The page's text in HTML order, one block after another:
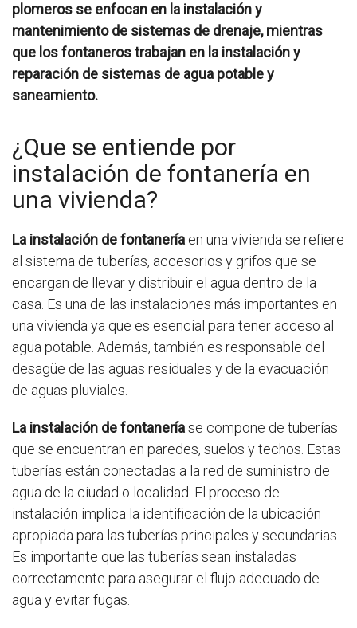
plomeros se enfocan en la instalación y
mantenimiento de sistemas de drenaje, mientras
que los fontaneros trabajan en la instalación y
reparación de sistemas de agua potable y
saneamiento.
¿Que se entiende por
instalación de fontanería en
una vivienda?
La instalación de fontanería en una vivienda se refiere
al sistema de tuberías, accesorios y grifos que se
encargan de llevar y distribuir el agua dentro de la
casa. Es una de las instalaciones más importantes en
una vivienda ya que es esencial para tener acceso al
agua potable. Además, también es responsable del
desagüe de las aguas residuales y de la evacuación
de aguas pluviales.
La instalación de fontaneríase compone de tuberías
que se encuentran en paredes, suelos y techos. Estas
tuberías están conectadas a la red de suministro de
agua de la ciudad o localidad. El proceso de
instalación implica la identificación de la ubicación
apropiada para las tuberías principales y secundarias.
Es importante que las tuberías sean instaladas
correctamente para asegurar el flujo adecuado de
agua y evitar fugas.